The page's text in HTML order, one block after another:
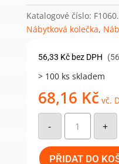
Katalogové číslo:
Nábytková kolečka,
56,33 Kč bez DPH
> 100 ks skladem
68,16 Kč vč.
-
Samostatné
60mm
kolečko,
bez
brzdy
-
+
PŘIDAT DO